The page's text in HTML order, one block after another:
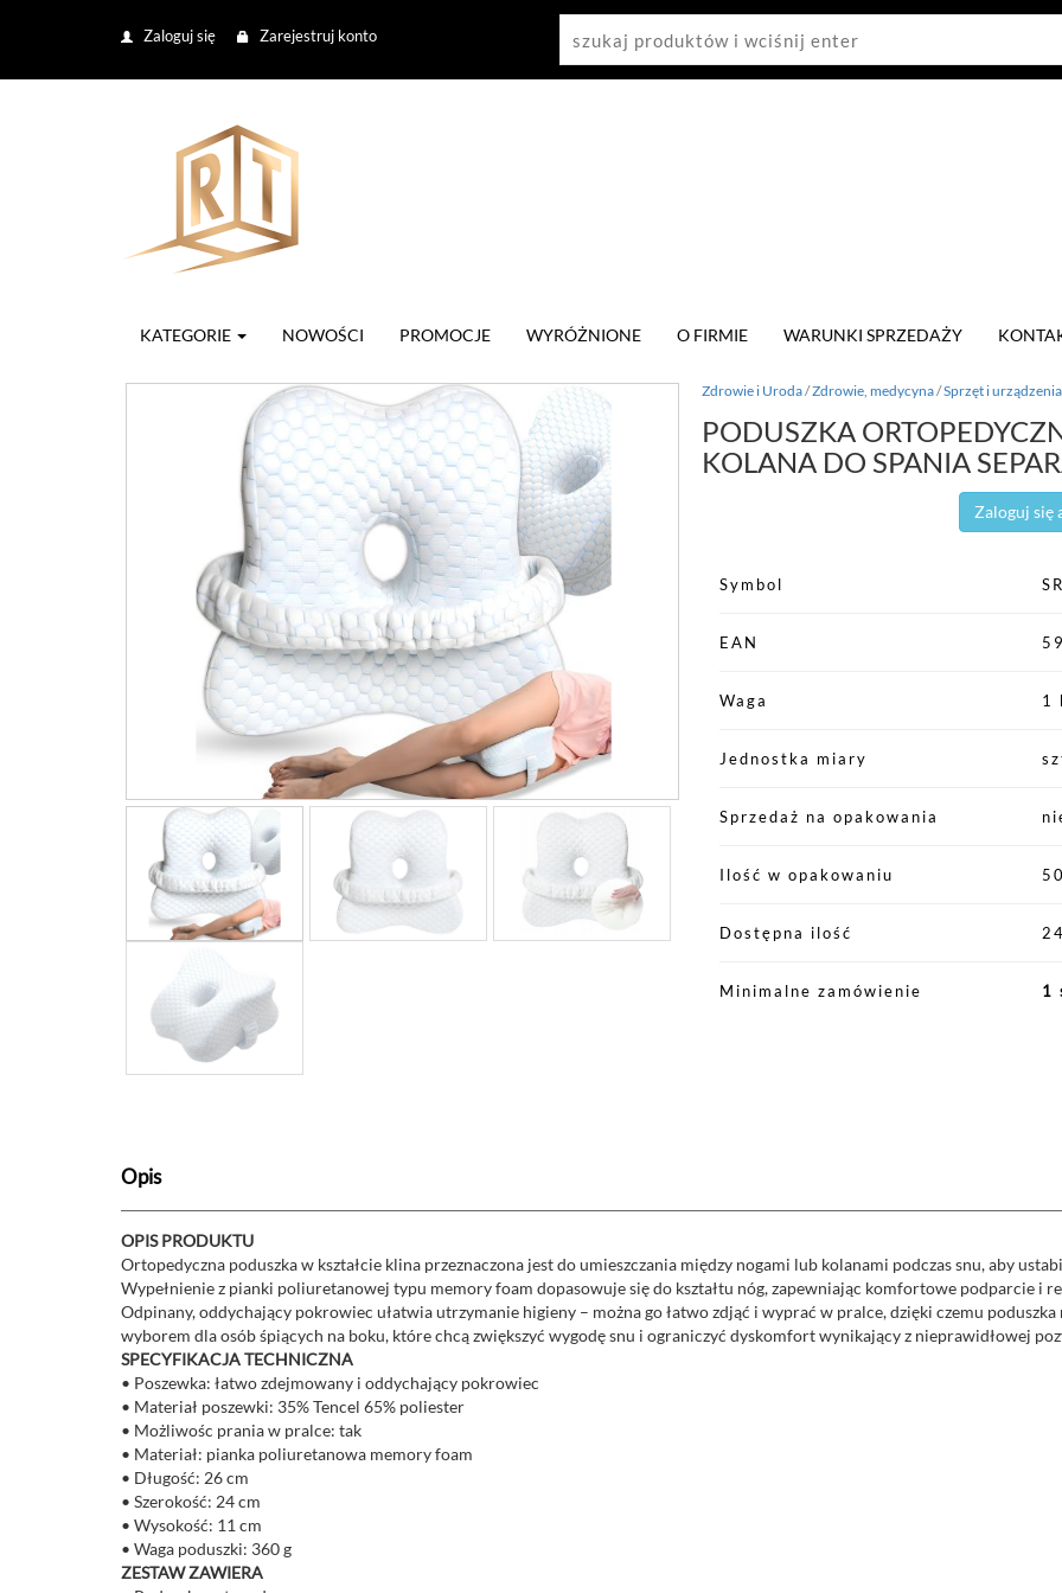
Zaloguj się Zarejestruj konto
KATEGORIE NOWOŚCI PROMOCJE WYRÓŻNIONE O FIRMIE WARUNKI SPRZEDAŻY
Zdrowie i Uroda/Zdrowie, medycyna/Sprzęt i urządzenia
PODUSZKA
KOLANA DO SPANIA
Zaloguj się
Symbol
EAN
Waga 1
Jednostka miary
Sprzedaż na opakowania
Ilość w opakowaniu 50
Dostępna ilość
Minimalne zamówienie 1
Opis
OPIS PRODUKTU
Ortopedyczna poduszka w kształcie klina przeznaczona jest do umieszczania między nogami lub kolanami podczas snu, aby
Wypełnienie z pianki poliuretanowej typu memory foam dopasowuje się do kształtu nóg, zapewniając komfortowe podparcie i
Odpinany, oddychający pokrowiec ułatwia utrzymanie higieny – można go łatwo zdjąć i wyprać w pralce, dzięki czemu
wyborem dla osób śpiących na boku, które chcą zwiększyć wygodę snu i ograniczyć dyskomfort wynikający z nieprawidłowej
SPECYFIKACJA TECHNICZNA
• Poszewka: łatwo zdejmowany i oddychający pokrowiec
• Materiał poszewki: 35% Tencel 65% poliester
• Możliwośc prania w pralce: tak
• Materiał: pianka poliuretanowa memory foam
• Długość: 26 cm
• Szerokość: 24 cm
• Wysokość: 11 cm
• Waga poduszki: 360 g
ZESTAW ZAWIERA